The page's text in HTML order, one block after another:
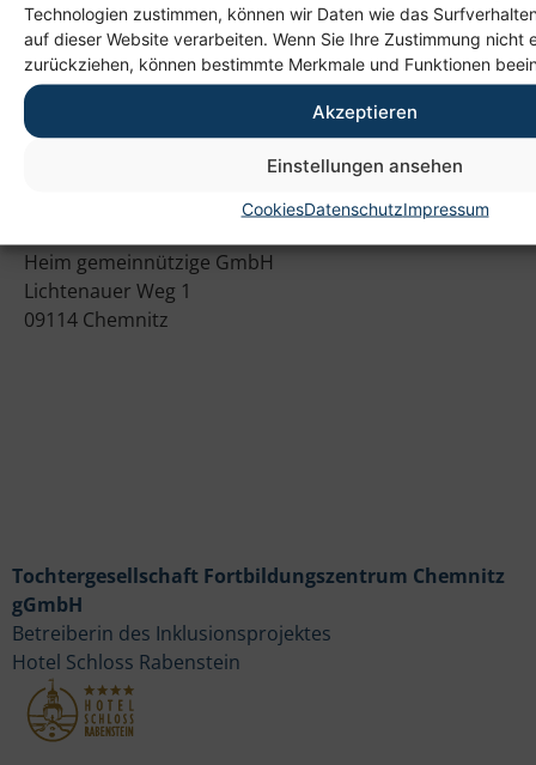
Technologien zustimmen, können wir Daten wie das
auf dieser Website verarbeiten. Wenn Sie Ihre Zustimmung nicht
zurückziehen, können bestimmte Merkmale und Funktionen
Akzeptieren
Einstellungen ansehen
CookiesDatenschutzImpressum
Heim gemeinnützige GmbH
Lichtenauer Weg 1
09114 Chemnitz
Tochtergesellschaft Fortbildungszentrum Chemnitz
gGmbH
Betreiberin des Inklusionsprojektes
Hotel Schloss Rabenstein